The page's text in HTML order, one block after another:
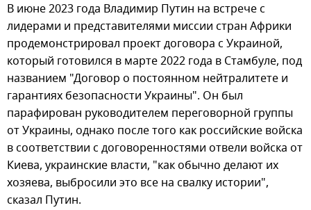
В июне 2023 года Владимир Путин на встрече с
лидерами и представителями миссии стран Африки
продемонстрировал проект договора с Украиной,
который готовился в марте 2022 года в Стамбуле, под
названием "Договор о постоянном нейтралитете и
гарантиях безопасности Украины". Он был
парафирован руководителем переговорной группы
от Украины, однако после того как российские войска
в соответствии с договоренностями отвели войска от
Киева, украинские власти, "как обычно делают их
хозяева, выбросили это все на свалку истории",
сказал Путин.